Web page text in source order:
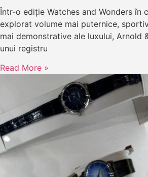
Într-o ediție Watches and Wonders în
explorat volume mai puternice,
mai demonstrative ale luxului, Arnold
unui registru
Read More »